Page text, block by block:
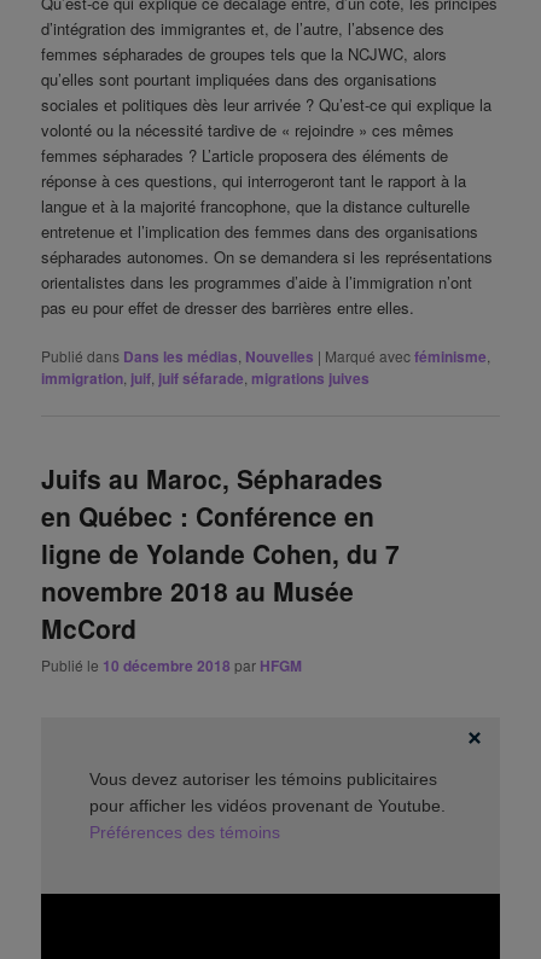
d’intégration des immigrantes et, de l’autre, l’absence des
femmes sépharades de groupes tels que la NCJWC, alors
qu’elles sont pourtant impliquées dans des organisations
sociales et politiques dès leur arrivée ? Qu’est-ce qui explique la
volonté ou la nécessité tardive de « rejoindre » ces mêmes
femmes sépharades ? L’article proposera des éléments de
réponse à ces questions, qui interrogeront tant le rapport à la
langue et à la majorité francophone, que la distance culturelle
entretenue et l’implication des femmes dans des organisations
sépharades autonomes. On se demandera si les représentations
orientalistes dans les programmes d’aide à l’immigration n’ont
pas eu pour effet de dresser des barrières entre elles.
Publié dans Dans les médias Nouvelles | Marqué avecféminisme
immigration juif juif séfarade migrations juives
Juifs au Maroc, Sépharades
en Québec : Conférence en
ligne de Yolande Cohen, du 7
novembre 2018 au Musée
McCord
Publié le 10 décembre 2018 par HFGM
Vous devez autoriser les témoins publicitaires
pour afficher les vidéos provenant de Youtube.
Préférences des témoins